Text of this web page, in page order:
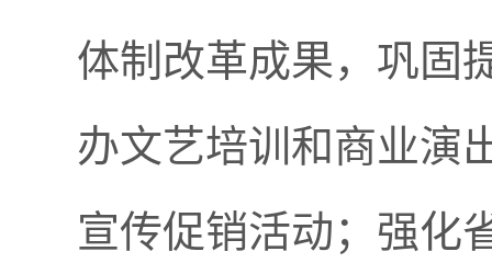
体制改革成果，巩固
办文艺培训和商业演
宣传促销活动；强化